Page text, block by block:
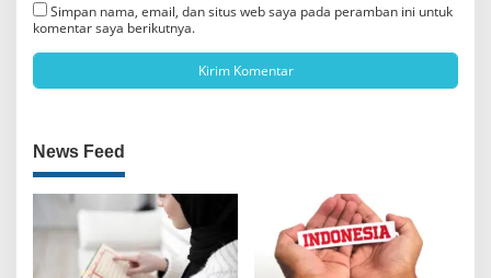
Simpan nama, email, dan situs web saya pada peramban ini untuk
komentar saya berikutnya.
News Feed